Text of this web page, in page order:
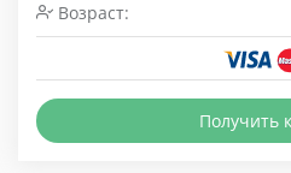
Возраст:
Получить